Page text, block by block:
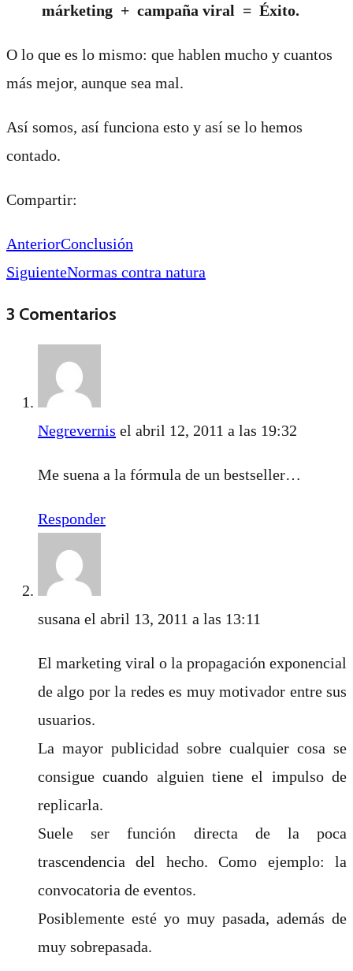
márketing + campaña viral = Éxito.
O lo que es lo mismo: que hablen mucho y cuantos
más mejor, aunque sea mal.
Así somos, así funciona esto y así se lo hemos
contado.
Compartir:
AnteriorConclusión
SiguienteNormas contra natura
3 Comentarios
Negrevernis el abril 12, 2011 a las 19:32
Me suena a la fórmula de un bestseller…
Responder
susana el abril 13, 2011 a las 13:11
El marketing viral o la propagación exponencial
de algo por la redes es muy motivador entre sus
usuarios.
La mayor publicidad sobre cualquier cosa se
consigue cuando alguien tiene el impulso de
replicarla.
Suele ser función directa de la poca
trascendencia del hecho. Como ejemplo: la
convocatoria de eventos.
Posiblemente esté yo muy pasada, además de
muy sobrepasada.